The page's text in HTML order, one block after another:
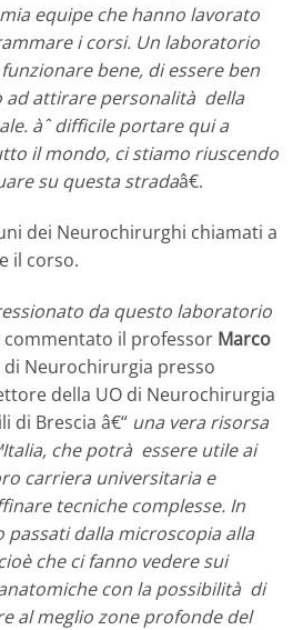
equipe che hanno lavorato
i corsi. Un laboratorio
bene, di essere ben
ad attirare personalità della
àˆ difficile portare qui a
il mondo, ci stiamo riuscendo
su questa stradaâ€.
dei Neurochirurghi chiamati a
il corso.
da questo laboratorio
commentato il professor Marco
Neurochirurgia presso
della UO di Neurochirurgia
di Brescia â€“ una vera risorsa
che potrà essere utile ai
carriera universitaria e
tecniche complesse. In
dalla microscopia alla
che ci fanno vedere sui
con la possibilità di
al meglio zone profonde del